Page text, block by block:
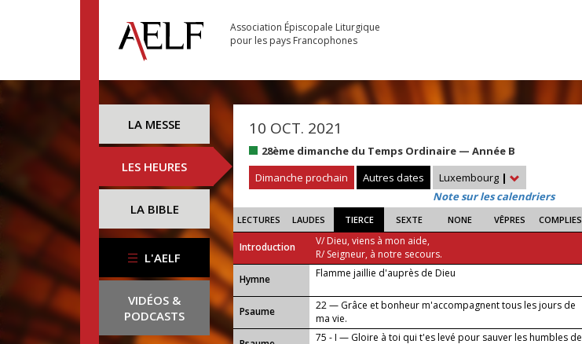
Association Épiscopale Liturgique
pour les pays Francophones
LA MESSE
LES HEURES
LA BIBLE
L'AELF
VIDÉOS &
PODCASTS
10 OCT. 2021
28ème dimanche du Temps Ordinaire — Année B
Dimanche prochain
Autres dates Luxembourg |
Note sur les calendriers
LECTURES LAUDES TIERCE SEXTE NONE VÊPRES COMPLIES
Introduction
V/ Dieu, viens à mon aide,
R/ Seigneur, à notre secours.
...
Hymne Flamme jaillie d'auprès de Dieu
Psaume
22 — Grâce et bonheur m'accompagnent tous les jours de
ma vie.
75 - I — Gloire à toi qui t'es levé pour sauver les humbles de